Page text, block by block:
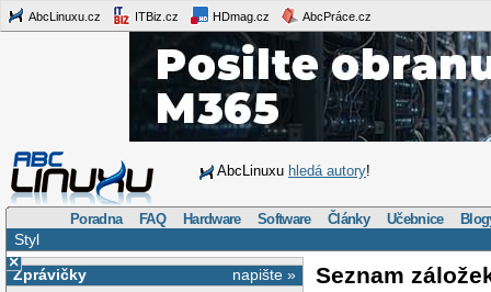
AbcLinuxu.cz ITBiz.cz HDmag.cz AbcPráce.cz
AbcLinuxu hledá autory!
Poradna FAQ Hardware Software Články Učebnice
Styl
×
napište »
Zprávičky
Seznam